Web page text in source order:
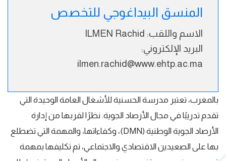
المنسق البيداغوجي للتخصص
الاسم واللقب: ILMEN Rachid
البريد الإلكتروني:
ilmen.rachid@www.ehtp.ac.ma
بالمغرب، تعتبر مدرسة الحسنية للأشغال العامة الوحيدة التي
تقدم تدريبًا في مجال الأرصاد الجوية. نظرًا لقربها من إدارة
الأرصاد الجوية الوطنية (DMN)، وكفاءاتها، والمهمة التي تضطلع
بها على الصعيدين الاقتصادي والاجتماعي، تم تكليفها بمهمة